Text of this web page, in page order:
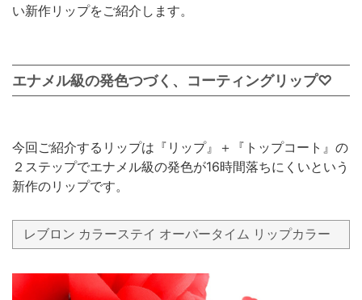
い新作リップをご紹介します。
エナメル級の発色つづく、コーティングリップ♡
今回ご紹介するリップは『リップ』＋『トップコート』の
２ステップでエナメル級の発色が16時間落ちにくいという
新作のリップです。
レブロン カラーステイ オーバータイム リップカラー